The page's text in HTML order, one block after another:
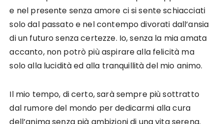
e nel presente senza amore ci si sente schiacciati
solo dal passato e nel contempo divorati dall’ansia
di un futuro senza certezze. Io, senza la mia amata
accanto, non potrò più aspirare alla felicità ma
solo alla lucidità ed alla tranquillità del mio animo.
Il mio tempo, di certo, sarà sempre più sottratto
dal rumore del mondo per dedicarmi alla cura